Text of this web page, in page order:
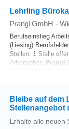
Lehrling
Prangl GmbH -
Berufseinstieg
(Liesing)
Stellen: 1 Stelle
Arbeitgeber: Prangl
Bleibe auf dem
Stellenangebot
Erhalte alle neuen